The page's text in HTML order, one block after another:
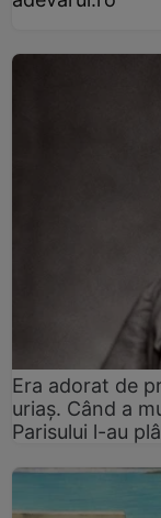
Era adorat de
uriaș. Când a
Parisului l-au